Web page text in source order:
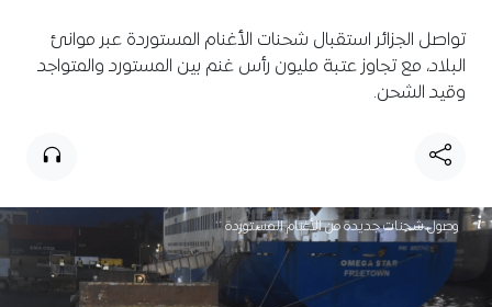
تواصل الجزائر استقبال شحنات الأغنام المستوردة عبر موانئ
البلاد، مع تجاوز عتبة مليون رأس غنم بين المستورد والمتواجد
وقيد الشحن.
وصول شحنات جديدة من الأغنام المستوردة